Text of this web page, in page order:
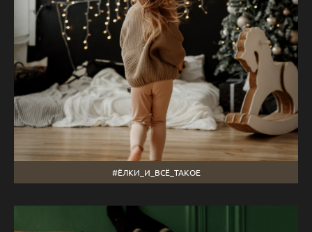
#ЁЛКИ_И_ВСЁ_ТАКОЕ